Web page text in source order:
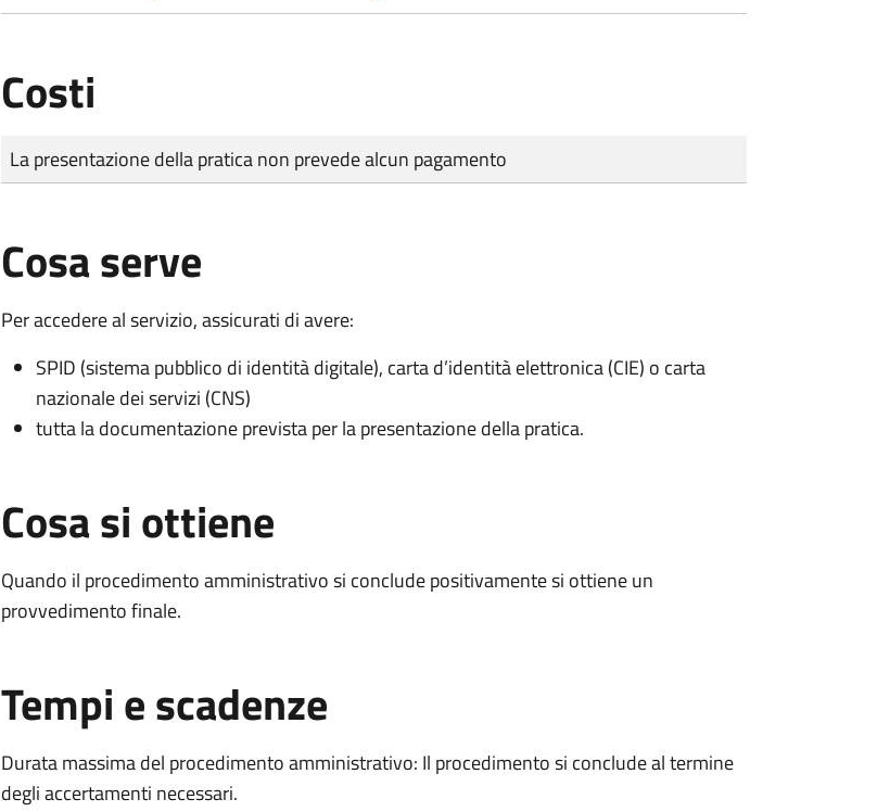
Costi
Tipo di pagamento
Importo
La presentazione della pratica non prevede alcun pagamento
Cosa serve
Per accedere al servizio, assicurati di avere:
SPID (sistema pubblico di identità digitale), carta d’identità elettronica (CIE) o carta
nazionale dei servizi (CNS)
tutta la documentazione prevista per la presentazione della pratica.
Cosa si ottiene
Quando il procedimento amministrativo si conclude positivamente si ottiene un
provvedimento finale.
Tempi e scadenze
Durata massima del procedimento amministrativo: Il procedimento si conclude al termine
degli accertamenti necessari.